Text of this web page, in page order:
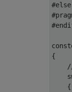
#else
{
{